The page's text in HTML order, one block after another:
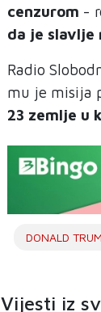
cenzurom -
da je slavlje
Radio
mu je misija
23 zemlje u
DONALD
Vijesti iz